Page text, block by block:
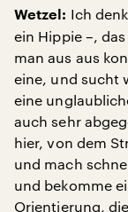
Wetzel: Ich
ein Hippie –,
man aus aus
eine, und sucht
eine
auch sehr
hier, von dem
und mach
und bekomme
Orientierung,